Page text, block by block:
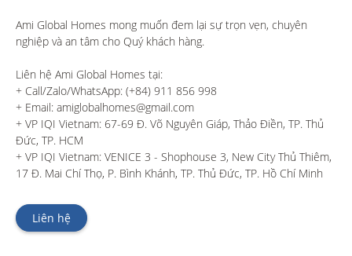
Ami Global Homes mong muốn đem lại sự trọn vẹn, chuyên
nghiệp và an tâm cho Quý khách hàng.
Liên hệ Ami Global Homes tại:
+ Call/Zalo/WhatsApp: (+84) 911 856 998
+ Email: amiglobalhomes@gmail.com
+ VP IQI Vietnam: 67-69 Đ. Võ Nguyên Giáp, Thảo Điền, TP. Thủ
Đức, TP. HCM
+ VP IQI Vietnam: VENICE 3 - Shophouse 3, New City Thủ Thiêm,
17 Đ. Mai Chí Thọ, P. Bình Khánh, TP. Thủ Đức, TP. Hồ Chí Minh
Liên hệ